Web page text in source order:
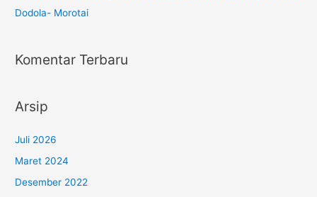
Dodola- Morotai
Komentar Terbaru
Arsip
Juli 2026
Maret 2024
Desember 2022